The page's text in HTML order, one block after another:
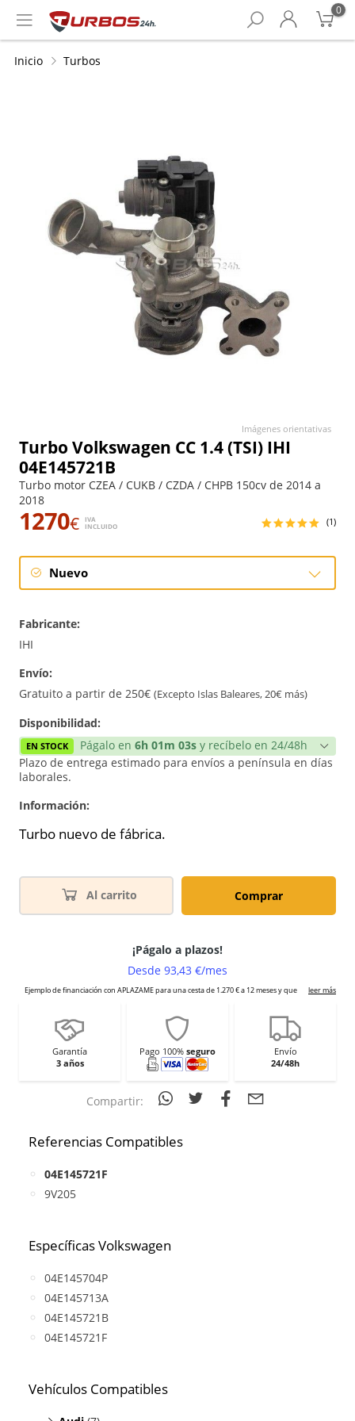
0
Inicio Turbos
Turbo Volkswagen CC 1.4 (TSI) IHI
04E145721B
Turbo motor CZEA / CUKB / CZDA / CHPB 150cv de 2014 a
2018
1270€
IVA
INCLUIDO
(1)
Nuevo
Fabricante:
IHI
Envío:
Gratuito a partir de 250€ (Excepto Islas Baleares, 20€ más)
Disponibilidad:
EN STOCK Págalo en 6h 01m 03s y recíbelo en 24/48h
Plazo de entrega estimado para envíos a península en días
laborales.
Información:
Turbo nuevo de fábrica.
Al carrito Comprar
Garantía
3 años
Pago 100% seguro
Envío
24/48h
Compartir:
Imágenes orientativas
Referencias Compatibles
04E145721F
9V205
Específicas Volkswagen
04E145704P
04E145713A
04E145721B
04E145721F
Vehículos Compatibles